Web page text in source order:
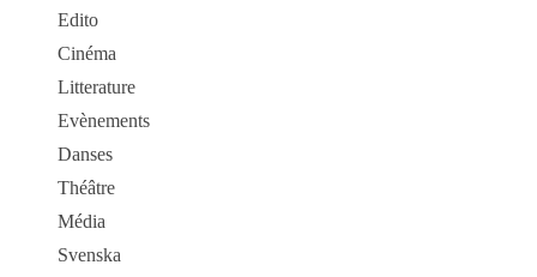
Edito
Cinéma
Litterature
Evènements
Danses
Théâtre
Média
Svenska